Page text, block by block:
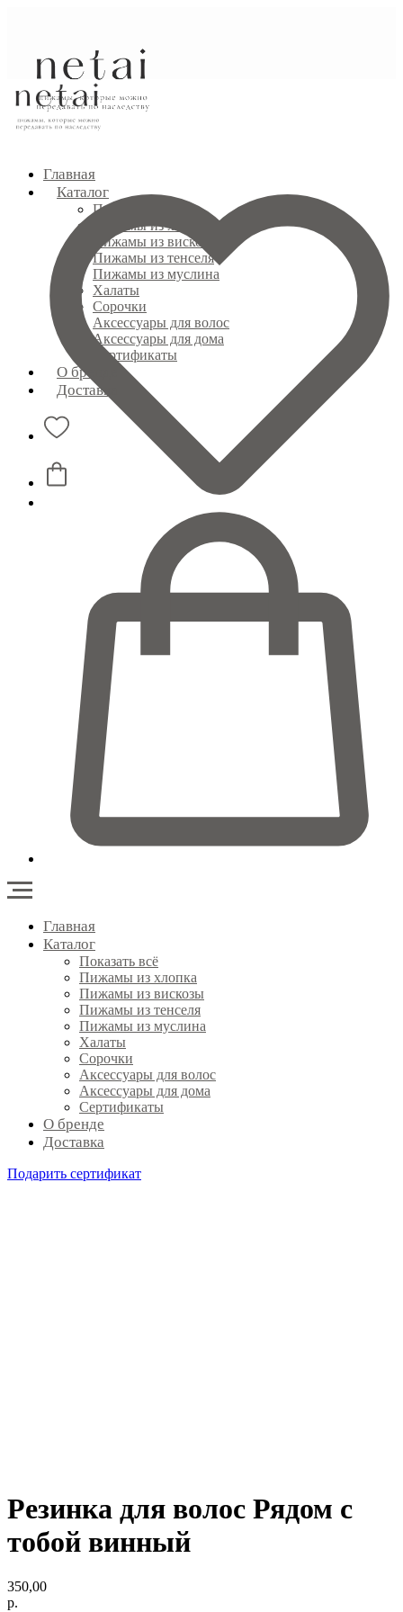
Главная
Каталог
Показать всё
Пижамы из хлопка
Пижамы из вискозы
Пижамы из тенселя
Пижамы из муслина
Халаты
Сорочки
Аксессуары для волос
Аксессуары для дома
Сертификаты
О бренде
Доставка
Главная
Каталог
Показать всё
Пижамы из хлопка
Пижамы из вискозы
Пижамы из тенселя
Пижамы из муслина
Халаты
Сорочки
Аксессуары для волос
Аксессуары для дома
Сертификаты
О бренде
Доставка
Подарить сертификат
Резинка для волос Рядом с
тобой винный
350,00
р.